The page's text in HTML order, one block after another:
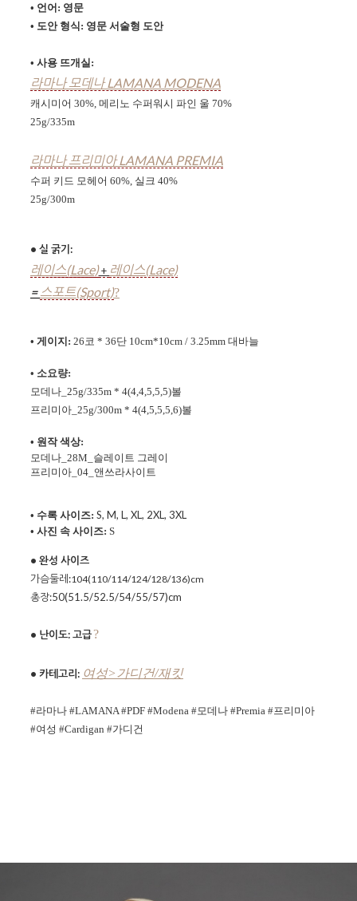
• 언어: 영문
• 도안 형식: 영문 서술형 도안
• 사용 뜨개실:
라마나 모데나 LAMANA MODENA
캐시미어 30%, 메리노 수퍼워시 파인 울 70%
25g/335m
라마나 프리미아 LAMANA PREMIA
수퍼 키드 모헤어 60%, 실크 40%
25g/300m
• 실 굵기:
레이스(Lace)+ 레이스(Lace)
= 스포트(Sport)?
• 게이지: 26코 * 36단 10cm*10cm / 3.25mm 대바늘
• 소요량:
모데나_25g/335m * 4(4,4,5,5,5)볼
프리미아_25g/300m * 4(4,5,5,5,6)볼
• 원작 색상:
모데나_28M _슬레이트 그레이
프리미아_04_앤쓰라사이트
• 수록 사이즈: S, M, L, XL, 2XL, 3XL
• 사진 속 사이즈: S
• 완성 사이즈
가슴둘레:104(110/114/124/128/136)cm
총장:50(51.5/52.5/54/55/57)cm
• 난이도: 고급?
• 카테고리: 여성>가디건/재킷
#라마나 #LAMANA #PDF #Modena #모데나 #Premia #프리미아
#여성 #Cardigan #가디건